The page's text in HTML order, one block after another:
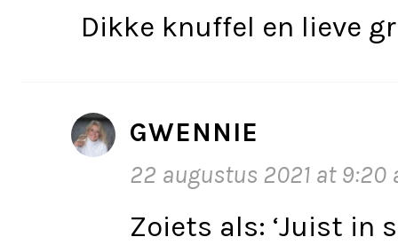
Dikke knuffel en lieve
GWENNIE
22 augustus 2021 at 9:20
Zoiets als: ‘Juist in